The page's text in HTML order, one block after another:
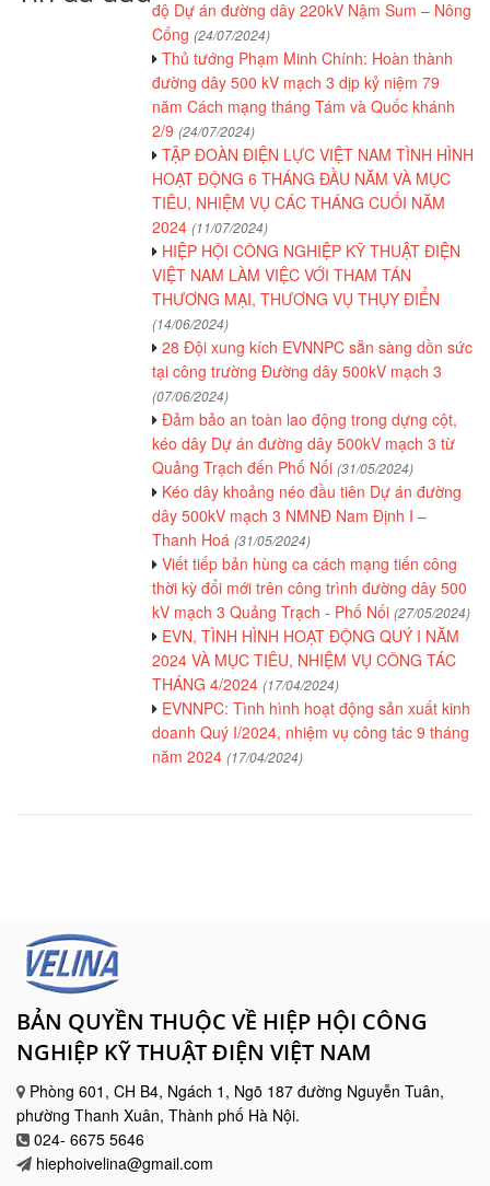
độ Dự án đường dây 220kV Nậm Sum – Nông
Cống (24/07/2024)
Thủ tướng Phạm Minh Chính: Hoàn thành
đường dây 500 kV mạch 3 dịp kỷ niệm 79
năm Cách mạng tháng Tám và Quốc khánh
2/9 (24/07/2024)
TẬP ĐOÀN ĐIỆN LỰC VIỆT NAM TÌNH HÌNH
HOẠT ĐỘNG 6 THÁNG ĐẦU NĂM VÀ MỤC
TIÊU, NHIỆM VỤ CÁC THÁNG CUỐI NĂM
2024 (11/07/2024)
HIỆP HỘI CÔNG NGHIỆP KỸ THUẬT ĐIỆN
VIỆT NAM LÀM VIỆC VỚI THAM TÁN
THƯƠNG MẠI, THƯƠNG VỤ THỤY ĐIỂN
(14/06/2024)
28 Đội xung kích EVNNPC sẵn sàng dồn sức
tại công trường Đường dây 500kV mạch 3
(07/06/2024)
Đảm bảo an toàn lao động trong dựng cột,
kéo dây Dự án đường dây 500kV mạch 3 từ
Quảng Trạch đến Phố Nối (31/05/2024)
Kéo dây khoảng néo đầu tiên Dự án đường
dây 500kV mạch 3 NMNĐ Nam Định I –
Thanh Hoá (31/05/2024)
Viết tiếp bản hùng ca cách mạng tiến công
thời kỳ đổi mới trên công trình đường dây 500
kV mạch 3 Quảng Trạch - Phố Nối (27/05/2024)
EVN, TÌNH HÌNH HOẠT ĐỘNG QUÝ I NĂM
2024 VÀ MỤC TIÊU, NHIỆM VỤ CÔNG TÁC
THÁNG 4/2024 (17/04/2024)
EVNNPC: Tình hình hoạt động sản xuất kinh
doanh Quý I/2024, nhiệm vụ công tác 9 tháng
năm 2024 (17/04/2024)
BẢN QUYỀN THUỘC VỀ HIỆP HỘI CÔNG
NGHIỆP KỸ THUẬT ĐIỆN VIỆT NAM
Phòng 601, CH B4, Ngách 1, Ngõ 187 đường Nguyễn Tuân,
phường Thanh Xuân, Thành phố Hà Nội.
024- 6675 5646
hiephoivelina@gmail.com